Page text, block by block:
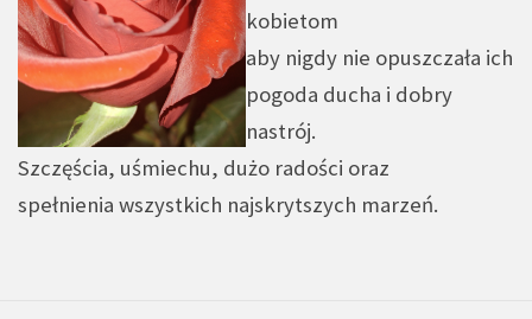
kobietom
aby nigdy nie opuszczała ich
pogoda ducha i dobry
nastrój.
Szczęścia, uśmiechu, dużo radości oraz
spełnienia wszystkich najskrytszych marzeń.